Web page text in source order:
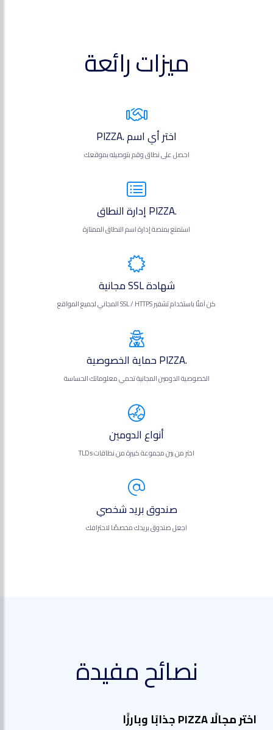
ميزات رائعة
اختر أي اسم .PIZZA
احصل على نطاق وقم بتوصيله بموقعك
.PIZZA إدارة النطاق
استمتع بمنصة إدارة اسم النطاق الممتازة
شهادة SSL مجانية
كن آمنًا باستخدام تشفير SSL / HTTPS المجاني لجميع المواقع
.PIZZA حماية الخصوصية
الخصوصية الدومين المجانية تحمي معلوماتك الحساسة
أنواع الدومين
اختر من بين مجموعة كبيرة من نطاقات TLDs
صندوق بريد شخصي
اجعل صندوق بريدك مخصصًا لاحترافك
نصائح مفيدة
اختر مجالًا PIZZA جذابًا وبارزًا